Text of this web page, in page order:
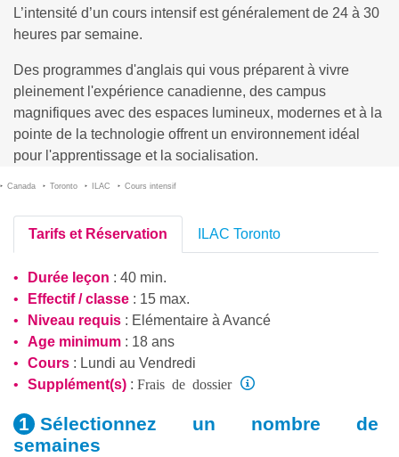
L’intensité d’un cours intensif est généralement de 24 à 30
heures par semaine.
Des programmes d'anglais qui vous préparent à vivre
pleinement l'expérience canadienne, des campus
magnifiques avec des espaces lumineux, modernes et à la
pointe de la technologie offrent un environnement idéal
pour l'apprentissage et la socialisation.
Canada Toronto ILAC Cours intensif
Tarifs et Réservation ILAC Toronto
Durée leçon : 40 min.
Effectif / classe : 15 max.
Niveau requis : Elémentaire à Avancé
Age minimum : 18 ans
Cours : Lundi au Vendredi
Supplément(s) : Frais de dossier
Sélectionnez un nombre de
semaines